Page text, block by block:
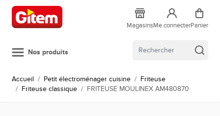
Allez au contenu
MagasinsMe connecterPanier
Nos produits
Accueil / Petit électroménager cuisine / Friteuse
/ Friteuse classique / FRITEUSE MOULINEX AM480870